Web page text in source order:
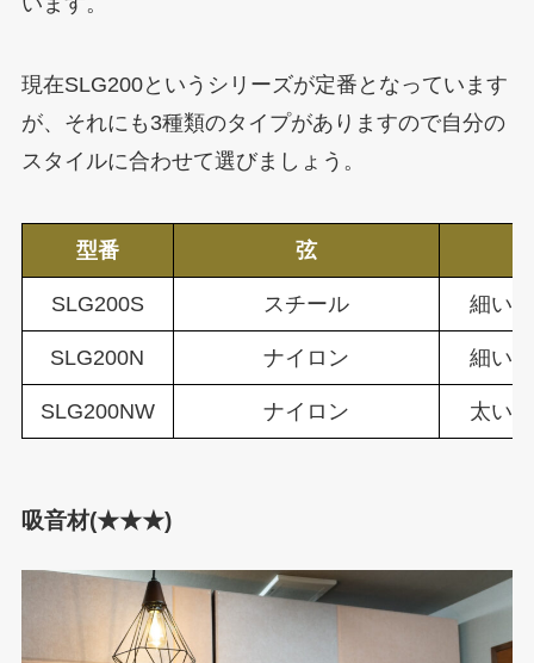
現在SLG200というシリーズが定番となっています
が、それにも3種類のタイプがありますので自分の
スタイルに合わせて選びましょう。
型番 弦
SLG200S スチール 細い /
SLG200N ナイロン 細い /
SLG200NW ナイロン 太い /
吸音材(★★★)